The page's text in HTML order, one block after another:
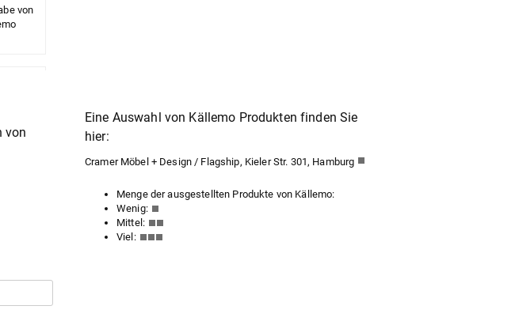
von
Eine Auswahl von Källemo Produkten finden Sie
hier:
Cramer Möbel + Design / Flagship, Kieler Str. 301, Hamburg
Menge der ausgestellten Produkte von Källemo:
Wenig:
Mittel:
Viel: